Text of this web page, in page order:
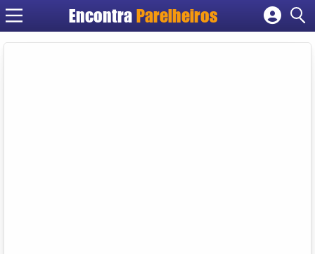
Encontra Parelheiros
Cadastrar empresa